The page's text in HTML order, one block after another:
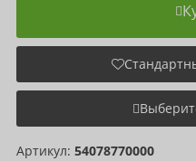
Артикул: 54078770000